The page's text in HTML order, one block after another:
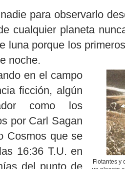
para observarlo
cualquier planeta
luna porque los
noche.
Flotantes y
en el campo
ficción, algún
como los
por Carl Sagan
Cosmos que se
16:36 T.U. en
del punto de